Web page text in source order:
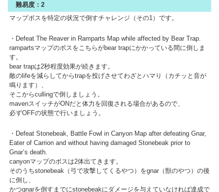
難易度：2
マップボスを特定の状況で倒すチャレンジ（その1）です。
・Defeat The Reaver in Ramparts Map while affected by Bear Trap.
rampartsマップのボスをこちらがbear trapにかかっている間に倒しま
す。
bear trapは2秒程度効果が続きます。
敵のlifeを減らしてからtrapを投げさせてわざとハマり（カチッと音が
鳴ります）、
そこからcullingで倒しましょう。
mavenスイッチがONだと体力を回復される場合があるので、
必ずOFFの状態で行いましょう。
・Defeat Stonebeak, Battle Fowl in Canyon Map after defeating Gnar,
Eater of Carrion and without having damaged Stonebeak prior to
Gnar’s death.
canyonマップのボスは2体出てきます。
そのうちstonebeak（弓で攻撃してくるやつ）をgnar（獣のやつ）の後
に倒し、
かつgnarを倒すまでにstonebeakにダメージを与えていなければ達成で